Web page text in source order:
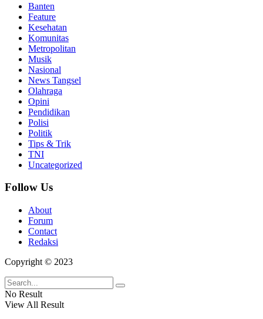
Banten
Feature
Kesehatan
Komunitas
Metropolitan
Musik
Nasional
News Tangsel
Olahraga
Opini
Pendidikan
Polisi
Politik
Tips & Trik
TNI
Uncategorized
Follow Us
About
Forum
Contact
Redaksi
Copyright © 2023
No Result
View All Result